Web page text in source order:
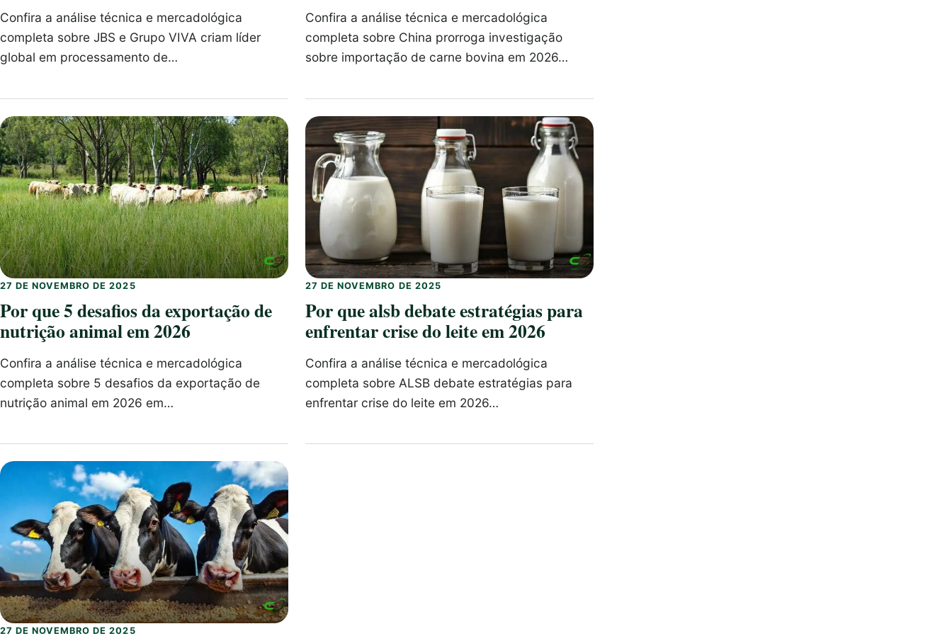
Confira a análise técnica e mercadológica
completa sobre JBS e Grupo VIVA criam líder
global em processamento de…
Confira a análise técnica e mercadológica
completa sobre China prorroga investigação
sobre importação de carne bovina em 2026…
27 DE NOVEMBRO DE 2025
Por que 5 desafios da exportação de
nutrição animal em 2026
Confira a análise técnica e mercadológica
completa sobre 5 desafios da exportação de
nutrição animal em 2026 em…
27 DE NOVEMBRO DE 2025
Por que alsb debate estratégias para
enfrentar crise do leite em 2026
Confira a análise técnica e mercadológica
completa sobre ALSB debate estratégias para
enfrentar crise do leite em 2026…
27 DE NOVEMBRO DE 2025